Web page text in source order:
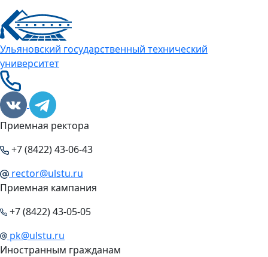
Ульяновский государственный технический
университет
Приемная ректора
+7 (8422) 43-06-43
rector@ulstu.ru
Приемная кампания
+7 (8422) 43-05-05
pk@ulstu.ru
Иностранным гражданам